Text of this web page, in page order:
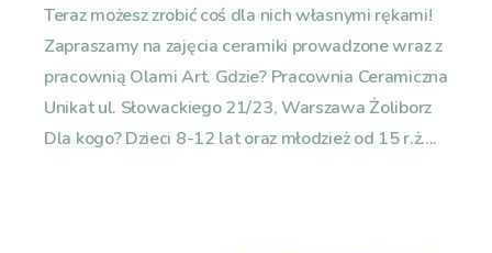
Teraz możesz zrobić coś dla nich własnymi rękami!
Zapraszamy na zajęcia ceramiki prowadzone wraz z
pracownią Olami Art. Gdzie? Pracownia Ceramiczna
Unikat ul. Słowackiego 21/23, Warszawa Żoliborz
Dla kogo? Dzieci 8-12 lat oraz młodzież od 15 r.ż....